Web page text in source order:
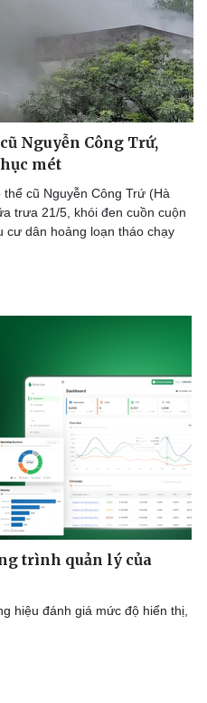
Nguyễn Công Trứ,
mét
cũ Nguyễn Công Trứ (Hà
trưa 21/5, khói đen cuồn cuộn
cư dân hoảng loạn tháo chạy
trình quản lý của
hiệu đánh giá mức độ hiển thị,